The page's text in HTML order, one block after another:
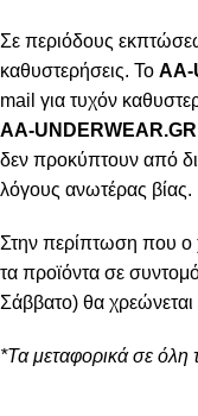
Σε περιόδους
καθυστερήσεις. Το AA-
mail για τυχόν
AA-UNDERWEAR.GR
δεν προκύπτουν από
λόγους ανωτέρας βίας.
Στην περίπτωση που ο
τα προϊόντα σε
Σάββατο) θα χρεώνεται
*Τα μεταφορικά σε